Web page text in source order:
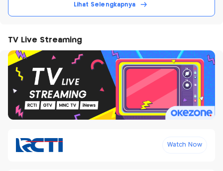
Lihat Selengkapnya
TV Live Streaming
Watch Now